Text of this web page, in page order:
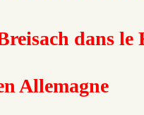
dans le
Allemagne